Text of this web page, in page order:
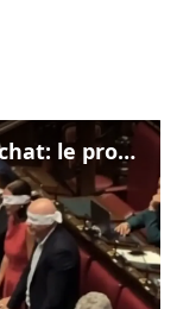
Delmastro, negato l'uso delle chat: le proteste di Avs e M5s